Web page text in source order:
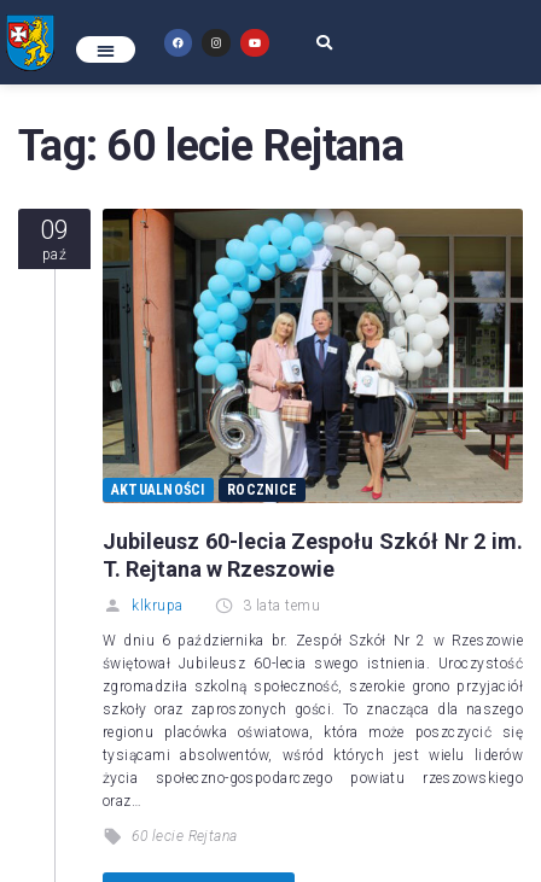
Tag: 60 lecie Rejtana
09
paź
AKTUALNOŚCI ROCZNICE
Jubileusz 60-lecia Zespołu Szkół Nr 2 im.
T. Rejtana w Rzeszowie
klkrupa 3 lata temu
W dniu 6 października br. Zespół Szkół Nr 2 w Rzeszowie
świętował Jubileusz 60-lecia swego istnienia. Uroczystość
zgromadziła szkolną społeczność, szerokie grono przyjaciół
szkoły oraz zaproszonych gości. To znacząca dla naszego
regionu placówka oświatowa, która może poszczycić się
tysiącami absolwentów, wśród których jest wielu liderów
życia społeczno-gospodarczego powiatu rzeszowskiego
oraz…
60 lecie Rejtana